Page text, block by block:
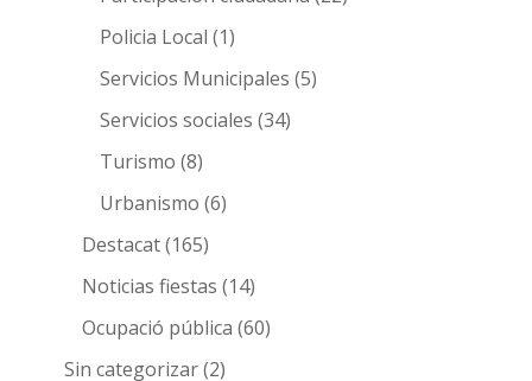
Policia Local (1)
Servicios Municipales (5)
Servicios sociales (34)
Turismo (8)
Urbanismo (6)
Destacat(165)
Noticias fiestas (14)
Ocupació pública (60)
Sin categorizar(2)